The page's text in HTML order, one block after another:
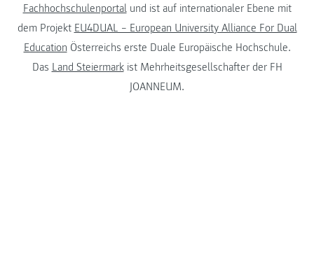
Fachhochschulenportalund ist auf internationaler Ebene mit
dem Projekt EU4DUAL – European University Alliance For Dual
Education Österreichs erste Duale Europäische Hochschule.
Das Land Steiermarkist Mehrheitsgesellschafter der FH
JOANNEUM.